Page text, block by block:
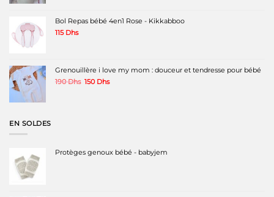
Bol Repas bébé 4en1 Rose - Kikkabboo
115 Dhs
Grenouillère i love my mom : douceur et tendresse pour bébé
190Dhs Le
150 DhsLe
EN SOLDES
Protèges genoux bébé - babyjem